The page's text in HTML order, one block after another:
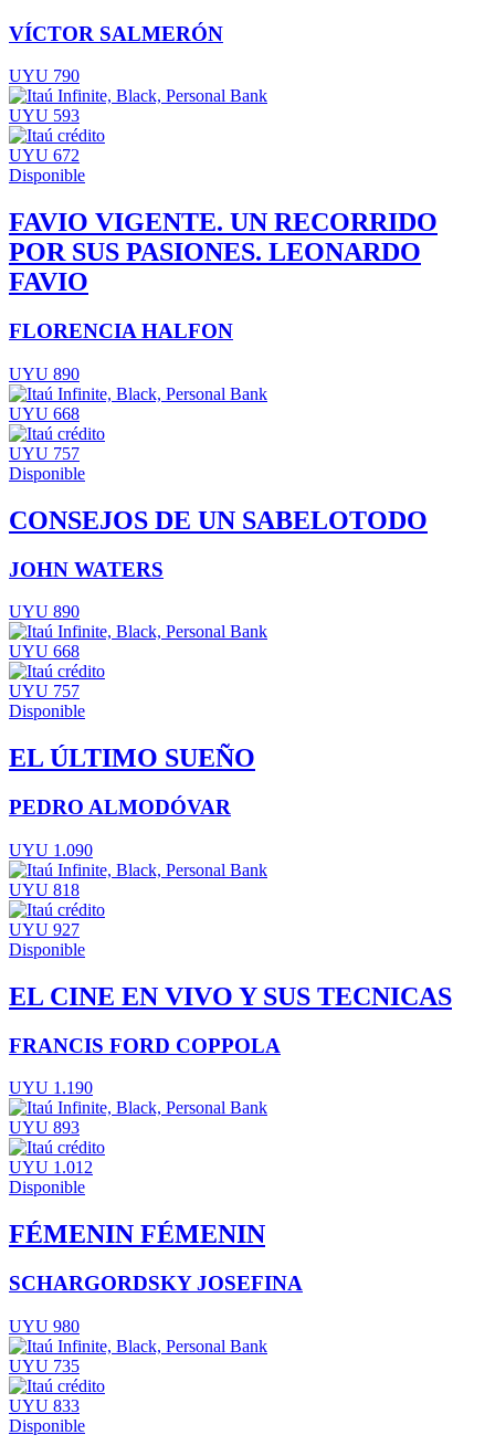
VÍCTOR SALMERÓN
UYU 790
UYU 593
UYU 672
Disponible
FAVIO VIGENTE. UN RECORRIDO
POR SUS PASIONES. LEONARDO
FAVIO
FLORENCIA HALFON
UYU 890
UYU 668
UYU 757
Disponible
CONSEJOS DE UN SABELOTODO
JOHN WATERS
UYU 890
UYU 668
UYU 757
Disponible
EL ÚLTIMO SUEÑO
PEDRO ALMODÓVAR
UYU 1.090
UYU 818
UYU 927
Disponible
EL CINE EN VIVO Y SUS TECNICAS
FRANCIS FORD COPPOLA
UYU 1.190
UYU 893
UYU 1.012
Disponible
FÉMENIN FÉMENIN
SCHARGORDSKY JOSEFINA
UYU 980
UYU 735
UYU 833
Disponible